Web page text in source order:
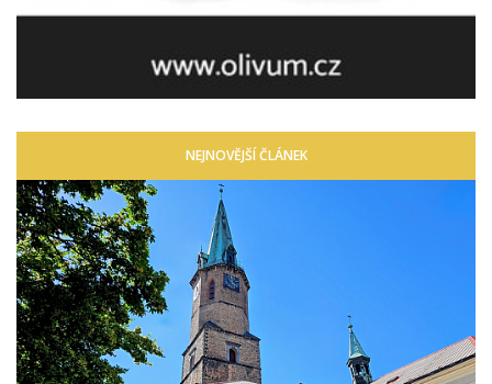
NEJNOVĚJŠÍ ČLÁNEK